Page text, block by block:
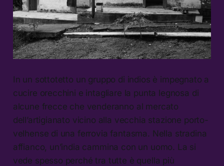
In un sottotetto un gruppo di indios è impegnato a
cucire orecchini e intagliare la punta legnosa di
alcune frecce che venderanno al mercato
dell’artigianato vicino alla vecchia stazione porto-
velhense di una ferrovia fantasma. Nella stradina
affianco, un’india cammina con un uomo. La si
vede spesso perché tra tutte è quella più